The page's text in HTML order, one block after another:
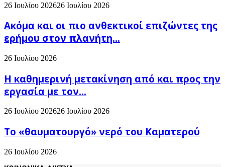
26 Ιουλίου 202626 Ιουλίου 2026
Ακόμα και οι πιο ανθεκτικοί επιζώντες της
ερήμου στον πλανήτη...
26 Ιουλίου 2026
H καθημερινή μετακίνηση από και προς την
εργασία με τον...
26 Ιουλίου 202626 Ιουλίου 2026
Το «θαυματουργό» νερό του Καματερού
26 Ιουλίου 2026